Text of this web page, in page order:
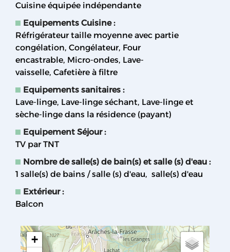
Cuisine équipée indépendante
Equipements Cuisine:
Réfrigérateur taille moyenne avec partie
congélation Congélateur Four
encastrable Micro-ondes Lave-
vaisselle Cafetière à filtre
Equipements sanitaires :
Lave-linge Lave-linge séchant Lave-linge et
sèche-linge dans la résidence (payant)
Equipement Séjour:
TV par TNT
Nombre de salle(s) de bain(s) et salle (s) d'eau :
1 salle(s) de bains / salle (s) d'eau
salle(s) d'eau
Extérieur:
Balcon
+